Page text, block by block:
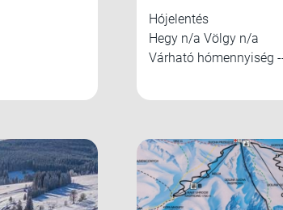
Hójelentés
Hegy n/a Völgy n/a
Várható hómennyiség